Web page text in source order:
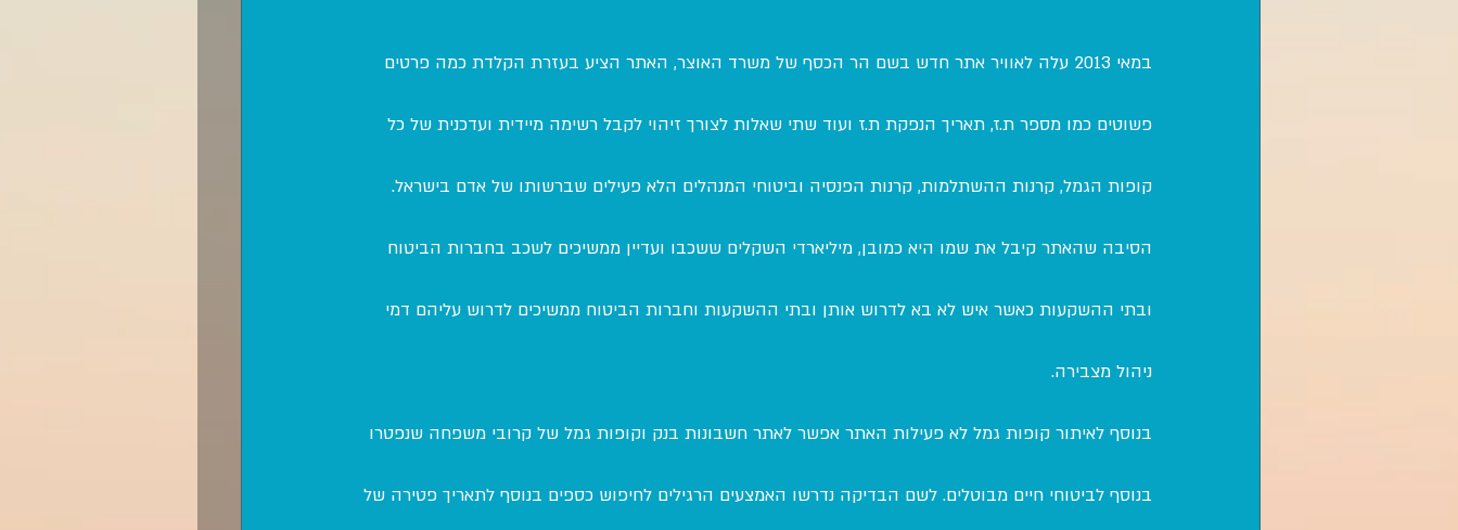
במאי 2013 עלה לאוויר אתר חדש בשם הר הכסף של משרד האוצר, האתר הציע בעזרת הקלדת כמה פרטים
פשוטים כמו מספר ת.ז, תאריך הנפקת ת.ז ועוד שתי שאלות לצורך זיהוי לקבל רשימה מיידית ועדכנית של כל
קופות הגמל, קרנות ההשתלמות, קרנות הפנסיה וביטוחי המנהלים הלא פעילים שברשותו של אדם בישראל.
הסיבה שהאתר קיבל את שמו היא כמובן, מיליארדי השקלים ששכבו ועדיין ממשיכים לשכב בחברות הביטוח
ובתי ההשקעות כאשר איש לא בא לדרוש אותן ובתי ההשקעות וחברות הביטוח ממשיכים לדרוש עליהם דמי
ניהול מצבירה.
בנוסף לאיתור קופות גמל לא פעילות האתר אפשר לאתר חשבונות בנק וקופות גמל של קרובי משפחה שנפטרו
בנוסף לביטוחי חיים מבוטלים. לשם הבדיקה נדרשו האמצעים הרגילים לחיפוש כספים בנוסף לתאריך פטירה של